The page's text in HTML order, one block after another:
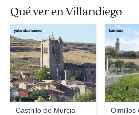
Qué ver en Villandiego
Castrillo de Murcia
yolanda manso
Olmillos
karmarx